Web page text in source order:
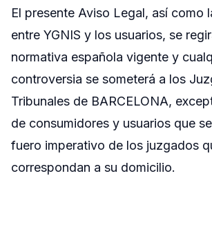
El presente Aviso Legal, así como
entre YGNIS y los usuarios, se
normativa española vigente y
controversia se someterá a los
Tribunales de BARCELONA,
de consumidores y usuarios que
fuero imperativo de los juzgados
correspondan a su domicilio.